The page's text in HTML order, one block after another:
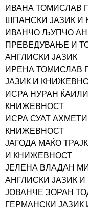
ИВАНА ТОМИСЛАВ
ШПАНСКИ ЈАЗИК И
ИВАНЧО ЉУПЧО
ПРЕВЕДУВАЊЕ И
АНГЛИСКИ ЈАЗИК
ИРЕНА ТОМИСЛАВ
ЈАЗИК И
ИСРА НУРАН
КНИЖЕВНОСТ
ИСРА СУАТ
КНИЖЕВНОСТ
ЈАГОДА МАЌО
И КНИЖЕВНОСТ
ЈЕЛЕНА ВЛАДАН
АНГЛИСКИ ЈАЗИК
ЈОВАНЧЕ ЗОРАН
ГЕРМАНСКИ